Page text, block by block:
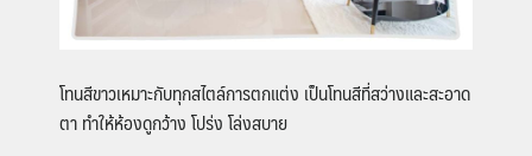
โทนสีขาวเหมาะกับทุกสไตล์การตกแต่ง เป็นโทนสีที่สว่างและสะอาด
ตา ทำให้ห้องดูกว้าง โปร่ง โล่งสบาย